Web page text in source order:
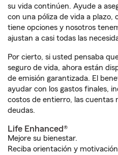
su vida continúen. Ayude a
con una póliza de vida a plazo,
tiene opciones y nosotros
ajustan a casi todas las
Por cierto, si usted pensaba
seguro de vida, ahora están
de emisión garantizada. El
ayudar con los gastos finales,
costos de entierro, las cuentas
deudas.
Life Enhanced®
Mejore su bienestar.
Reciba orientación y